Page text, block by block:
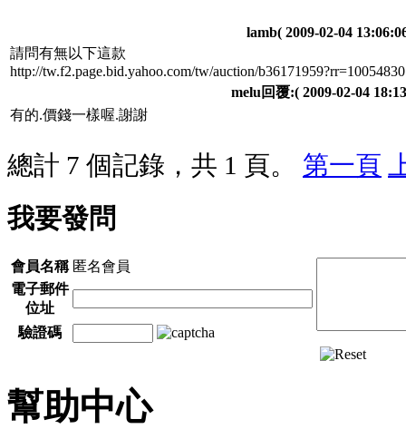
lamb( 2009-02-04
請問有無以下這款
http://tw.f2.page.bid.yahoo.com/tw/auction/
melu回覆:( 2009-02-04
有的.價錢一樣喔.謝謝
總計 7 個記錄，共 1 頁。 第一頁
我要發問
會員名稱 匿名會員
電子郵件
位址
驗證碼
幫助中心